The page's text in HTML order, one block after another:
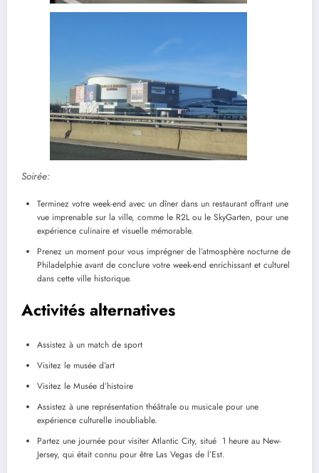
Soirée:
Terminez votre week-end avec un dîner dans un restaurant offrant une
vue imprenable sur la ville, comme le R2L ou le SkyGarten, pour une
expérience culinaire et visuelle mémorable.
Prenez un moment pour vous imprégner de l’atmosphère nocturne de
Philadelphie avant de conclure votre week-end enrichissant et culturel
dans cette ville historique.
Activités alternatives
Assistez à un match de sport
Visitez le musée d’art
Visitez le Musée d’histoire
Assistez à une représentation théâtrale ou musicale pour une
expérience culturelle inoubliable.
Partez une journée pour visiter Atlantic City, situé 1 heure au New-
Jersey, qui était connu pour être Las Vegas de l’Est.